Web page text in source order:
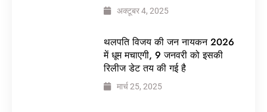
अक्टूबर 4, 2025
थलपति विजय की जन नायकन 2026
में धूम मचाएगी, 9 जनवरी को इसकी
रिलीज डेट तय की गई है
मार्च 25, 2025